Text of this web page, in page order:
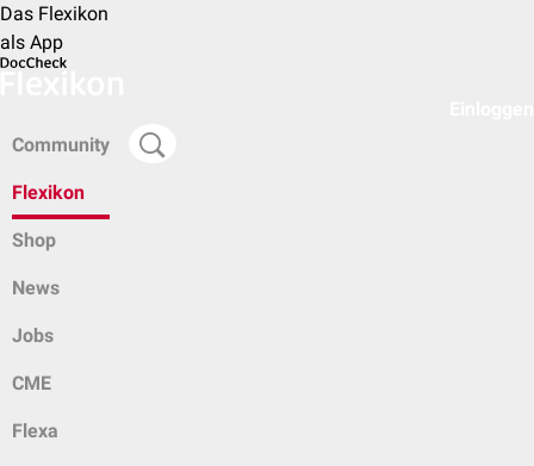
Das Flexikon
als App
Community
Flexikon
Shop
News
Jobs
CME
Flexa